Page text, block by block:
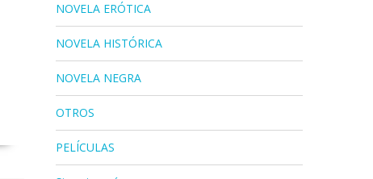
NOVELA ERÓTICA
NOVELA HISTÓRICA
NOVELA NEGRA
OTROS
PELÍCULAS